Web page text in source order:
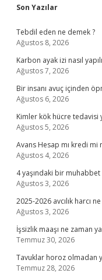
Sidebar
Son Yazılar
Tebdil eden ne demek ?
Ağustos 8, 2026
Karbon ayak izi nasıl
Ağustos 7, 2026
Bir insanı avuç içinden
Ağustos 6, 2026
Kimler kök hücre tedavisi
Ağustos 5, 2026
Avans Hesap mı kredi mi
Ağustos 4, 2026
4 yaşındaki bir
Ağustos 3, 2026
2025-2026 avcılık harcı
Ağustos 3, 2026
İşsizlik maaşı ne zaman
Temmuz 30, 2026
Tavuklar horoz olmadan
Temmuz 28, 2026